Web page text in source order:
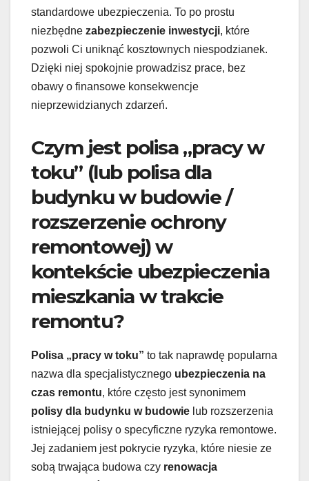
standardowe ubezpieczenia. To po prostu
niezbędne zabezpieczenie inwestycji, które
pozwoli Ci uniknąć kosztownych niespodzianek.
Dzięki niej spokojnie prowadzisz prace, bez
obawy o finansowe konsekwencje
nieprzewidzianych zdarzeń.
Czym jest polisa „pracy w
toku” (lub polisa dla
budynku w budowie /
rozszerzenie ochrony
remontowej) w
kontekście ubezpieczenia
mieszkania w trakcie
remontu?
Polisa „pracy w toku” to tak naprawdę popularna
nazwa dla specjalistycznego ubezpieczenia na
czas remontu, które często jest synonimem
polisy dla budynku w budowie lub rozszerzenia
istniejącej polisy o specyficzne ryzyka remontowe.
Jej zadaniem jest pokrycie ryzyka, które niesie ze
sobą trwająca budowa czy renowacja